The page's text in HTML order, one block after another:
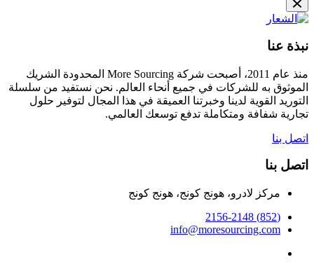
نبذة عنا
منذ عام 2011، أصبحت شركة More Sourcing المحدودة الشريك
الموثوق به للشركات في جميع أنحاء العالم. نحن نستفيد من سلسلة
التوريد القوية لدينا وخبرتنا العميقة في هذا المجال لتوفير حلول
تجارية شفافة ومتكاملة تدفع توسعك العالمي.
اتصل بنا
اتصل بنا
مركز لادرو، هونج كونج، هونج كونج
(852) 2156-2148
info@moresourcing.com